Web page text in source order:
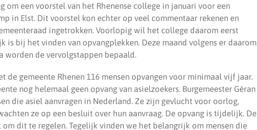
om een voorstel van het Rhenense college in januari voor een
in Elst. Dit voorstel kon echter op veel commentaar rekenen en
ingetrokken. Voorlopig wil het college daarom eerst
bij het vinden van opvangplekken. Deze maand volgens er daarom
worden de vervolgstappen bepaald.
de gemeente Rhenen 116 mensen opvangen voor minimaal vijf jaar.
nog helemaal geen opvang van asielzoekers. Burgemeester Géran
die asiel aanvragen in Nederland. Ze zijn gevlucht voor oorlog,
ze op een besluit over hun aanvraag. De opvang is tijdelijk. De
dit te regelen. Tegelijk vinden we het belangrijk om mensen die